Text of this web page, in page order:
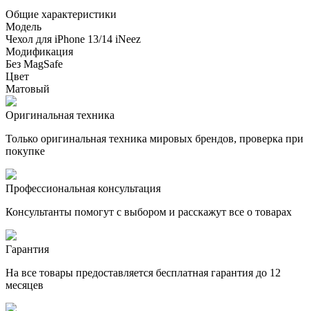
Общие характеристики
Модель
Чехол для iPhone 13/14 iNeez
Модификация
Без MagSafe
Цвет
Матовый
Оригинальная техника
Только оригинальная техника мировых брендов, проверка при
покупке
Профессиональная консультация
Консультанты помогут с выбором и расскажут все о товарах
Гарантия
На все товары предоставляется бесплатная гарантия до 12
месяцев